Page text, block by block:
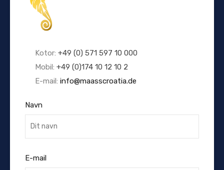
Kotor: +49 (0) 571 597 10 000
Mobil: +49 (0)174 10 12 10 2
E-mail: info@maasscroatia.de
Navn
E-mail